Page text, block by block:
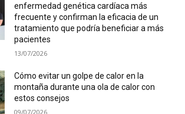
enfermedad genética cardíaca más
frecuente y confirman la eficacia de un
tratamiento que podría beneficiar a más
pacientes
13/07/2026
Cómo evitar un golpe de calor en la
montaña durante una ola de calor con
estos consejos
09/07/2026